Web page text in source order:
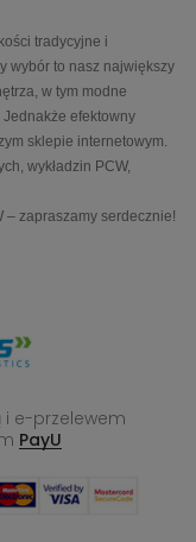
tradycyjne i
wybór to nasz największy
w tym modne
efektowny
sklepie internetowym.
wykładzin PCW,
– zapraszamy serdecznie!
i e-przelewem
PayU